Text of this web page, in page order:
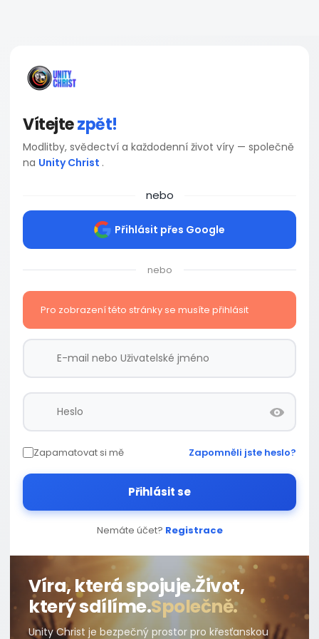
Vítejtezpět!
Modlitby, svědectví a každodenní život víry — společně
na Unity Christ .
nebo
Přihlásit přes Google
nebo
Pro zobrazení této stránky se musíte přihlásit
Zapamatovat si mě Zapomněli jste heslo?
Přihlásit se
Nemáte účet? Registrace
Víra, která spojuje.Život,
který sdílíme.Společně.
Unity Christ je bezpečný prostor pro křesťanskou